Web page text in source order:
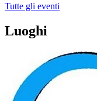
Tutte gli eventi
Luoghi